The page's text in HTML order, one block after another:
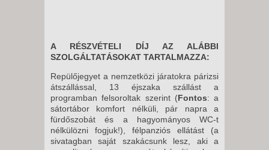
A RÉSZVÉTELI DÍJ AZ ALÁBBI
SZOLGÁLTATÁSOKAT TARTALMAZZA:
Repülőjegyet a nemzetközi járatokra párizsi
átszállással, 13 éjszaka szállást a
programban felsoroltak szerint (Fontos: a
sátortábor komfort nélküli, pár napra a
fürdőszobát és a hagyományos WC-t
nélkülözni fogjuk!), félpanziós ellátást (a
sivatagban saját szakácsunk lesz, aki a